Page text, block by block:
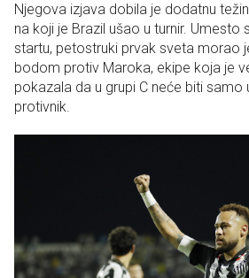
Njegova izjava dobila je dodatnu
na koji je Brazil ušao u turnir. Umesto
startu, petostruki prvak sveta morao
bodom protiv Maroka, ekipe koja je
pokazala da u grupi C neće biti samo
protivnik.